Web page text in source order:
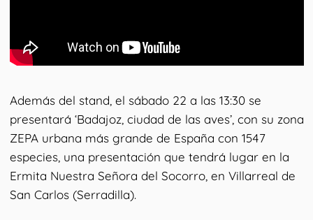
Además del stand, el sábado 22 a las 13:30 se
presentará ‘Badajoz, ciudad de las aves’, con su zona
ZEPA urbana más grande de España con 1547
especies, una presentación que tendrá lugar en la
Ermita Nuestra Señora del Socorro, en Villarreal de
San Carlos (Serradilla).